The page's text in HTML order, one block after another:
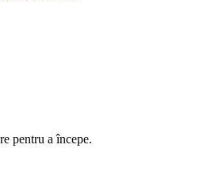
pentru a începe.